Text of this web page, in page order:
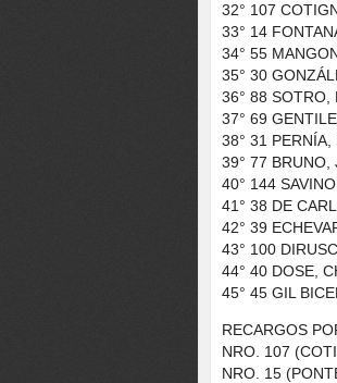
32° 107
33° 14
34° 55
35° 30
36° 88
37° 69
38° 31
39° 77
40° 144
41° 38 DE
42° 39
43° 100
44° 40 DOSE,
45° 45 GIL
RECARGOS
NRO. 107
NRO. 15